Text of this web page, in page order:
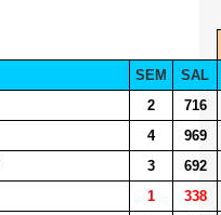
SEM
SAL
2
716
4
969
3
692
1
338